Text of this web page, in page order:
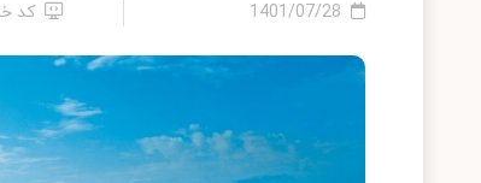
1401/07/28 کد خبر :